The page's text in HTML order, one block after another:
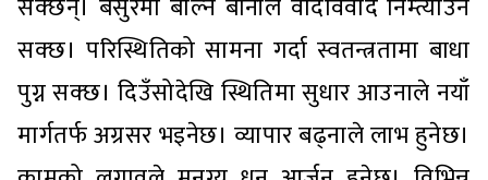
सक्छन्। बेसुरमा बोल्ने बानीले वादविवाद निम्त्याउन
सक्छ। परिस्थितिको सामना गर्दा स्वतन्त्रतामा बाधा
पुग्न सक्छ। दिउँसोदेखि स्थितिमा सुधार आउनाले नयाँ
मार्गतर्फ अग्रसर भइनेछ। व्यापार बढ्नाले लाभ हुनेछ।